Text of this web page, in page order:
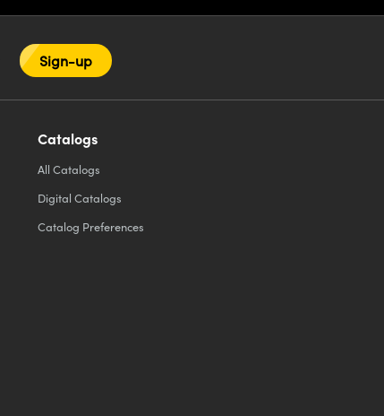
Sign-up
Catalogs
All Catalogs
Digital Catalogs
Catalog Preferences